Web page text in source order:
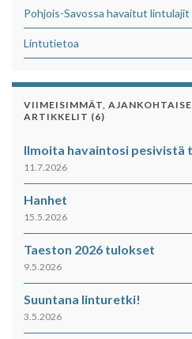
Pohjois-Savossa havaitut lintulajit
Lintutietoa
VIIMEISIMMÄT,
ARTIKKELIT (6)
Ilmoita havaintosi pesivistä
11.7.2026
Hanhet
15.5.2026
Taeston 2026 tulokset
9.5.2026
Suuntana linturetki!
3.5.2026